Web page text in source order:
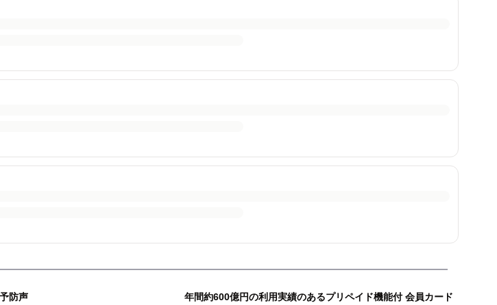
防声
年間約600億円の利用実績のあるプリペイド機能付 会員カード